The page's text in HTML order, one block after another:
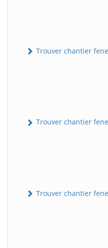
Trouver chantier
Trouver chantier
Trouver chantier